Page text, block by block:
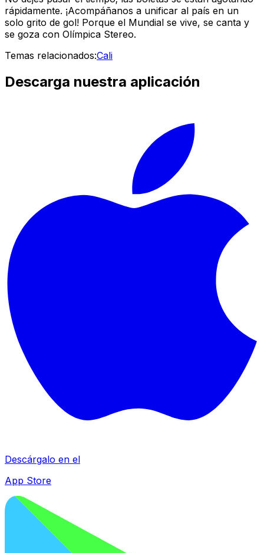
rápidamente. ¡Acompáñanos a unificar al país en un
solo grito de gol! Porque el Mundial se vive, se canta y
se goza con Olímpica Stereo.
Temas relacionados:Cali
Descarga nuestra aplicación
Descárgalo en el
App Store